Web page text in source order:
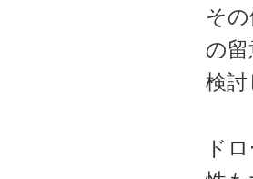
そ
の
検討
ド